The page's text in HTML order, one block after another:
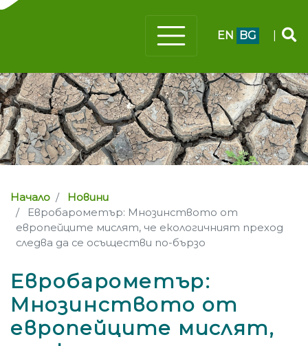
EN BG
Начало
Новини
Евробарометър: Мнозинството от
европейците мислят, че екологичният преход
следва да се осъществи по-бързо
Евробарометър:
Мнозинството от
европейците мислят,